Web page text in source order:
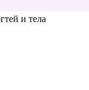
и тела